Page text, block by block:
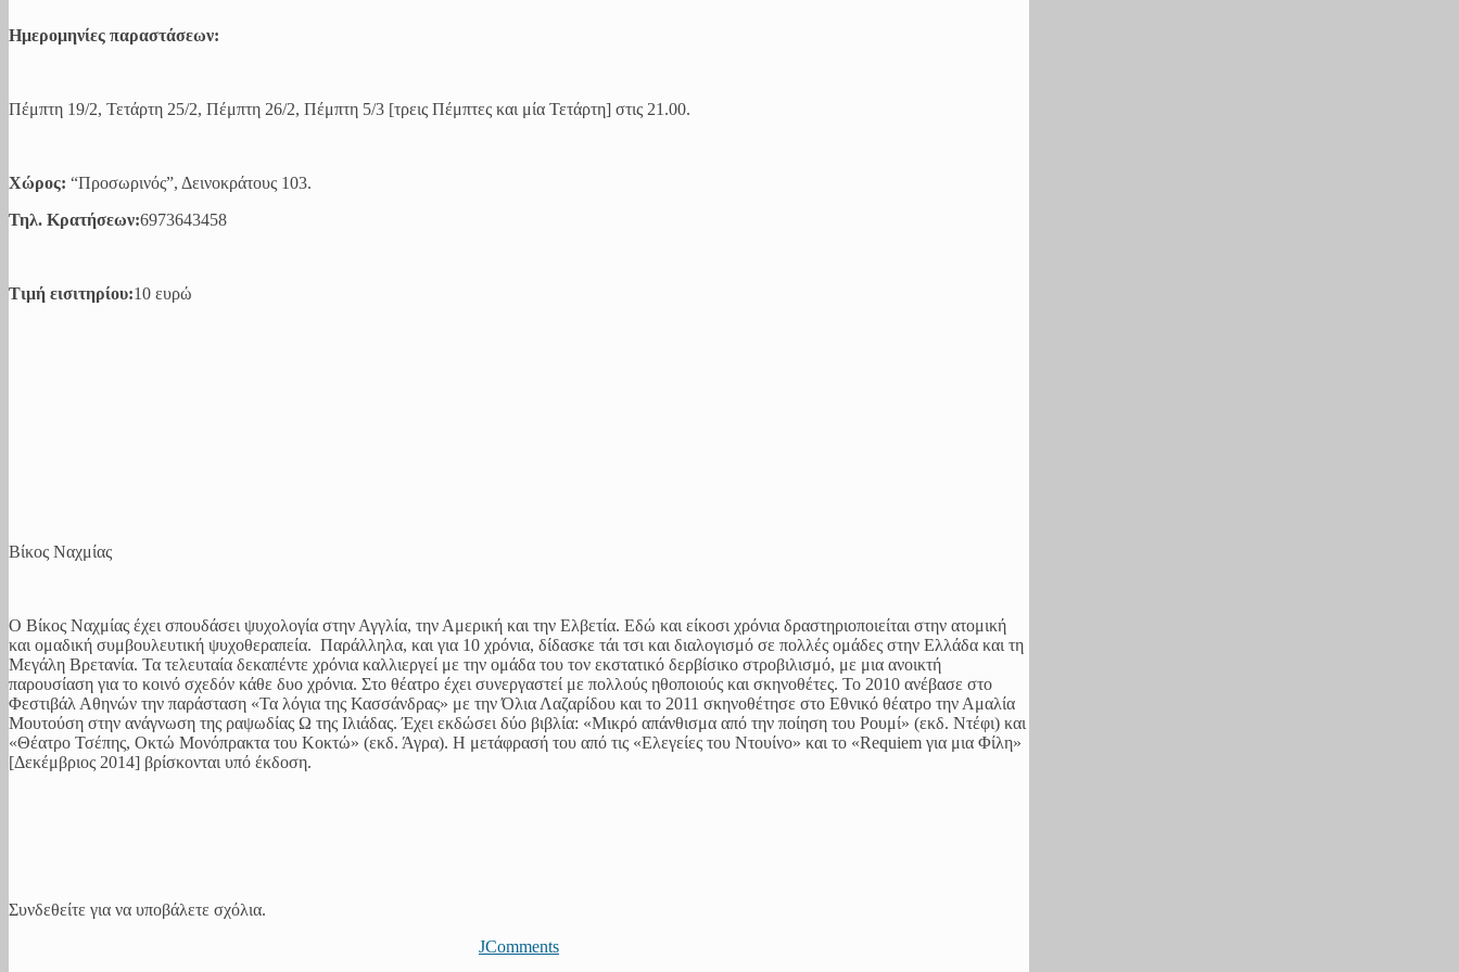
Ημερομηνίες παραστάσεων:
Πέμπτη 19/2, Τετάρτη 25/2, Πέμπτη 26/2, Πέμπτη 5/3 [τρεις Πέμπτες και μία Τετάρτη] στις 21.00.
Χώρος: “Προσωρινός”, Δεινοκράτους 103.
Τηλ. Κρατήσεων:6973643458
Τιμή εισιτηρίου:10 ευρώ
Βίκος Ναχμίας
Ο Βίκος Ναχμίας έχει σπουδάσει ψυχολογία στην Αγγλία, την Αμερική και την Ελβετία. Εδώ και είκοσι χρόνια δραστηριοποιείται στην ατομική
και ομαδική συμβουλευτική ψυχοθεραπεία. Παράλληλα, και για 10 χρόνια, δίδασκε τάι τσι και διαλογισμό σε πολλές ομάδες στην Ελλάδα και τη
Μεγάλη Βρετανία. Τα τελευταία δεκαπέντε χρόνια καλλιεργεί με την ομάδα του τον εκστατικό δερβίσικο στροβιλισμό, με μια ανοικτή
παρουσίαση για το κοινό σχεδόν κάθε δυο χρόνια. Στο θέατρο έχει συνεργαστεί με πολλούς ηθοποιούς και σκηνοθέτες. Το 2010 ανέβασε στο
Φεστιβάλ Αθηνών την παράσταση «Τα λόγια της Κασσάνδρας» με την Όλια Λαζαρίδου και το 2011 σκηνοθέτησε στο Εθνικό θέατρο την Αμαλία
Μουτούση στην ανάγνωση της ραψωδίας Ω της Ιλιάδας. Έχει εκδώσει δύο βιβλία: «Μικρό απάνθισμα από την ποίηση του Ρουμί» (εκδ. Ντέφι) και
«Θέατρο Τσέπης, Οκτώ Μονόπρακτα του Κοκτώ» (εκδ. Άγρα). Η μετάφρασή του από τις «Ελεγείες του Ντουίνο» και το «Requiem για μια Φίλη»
[Δεκέμβριος 2014] βρίσκονται υπό έκδοση.
Συνδεθείτε για να υποβάλετε σχόλια.
JComments